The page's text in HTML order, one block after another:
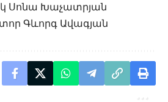
Սոնա Խաչատրյան
Գևորգ Ավագյան